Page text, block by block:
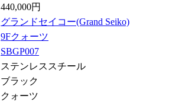
440,000円
グランドセイコー(Grand Seiko)
9Fクォーツ
SBGP007
ステンレススチール
ブラック
クォーツ